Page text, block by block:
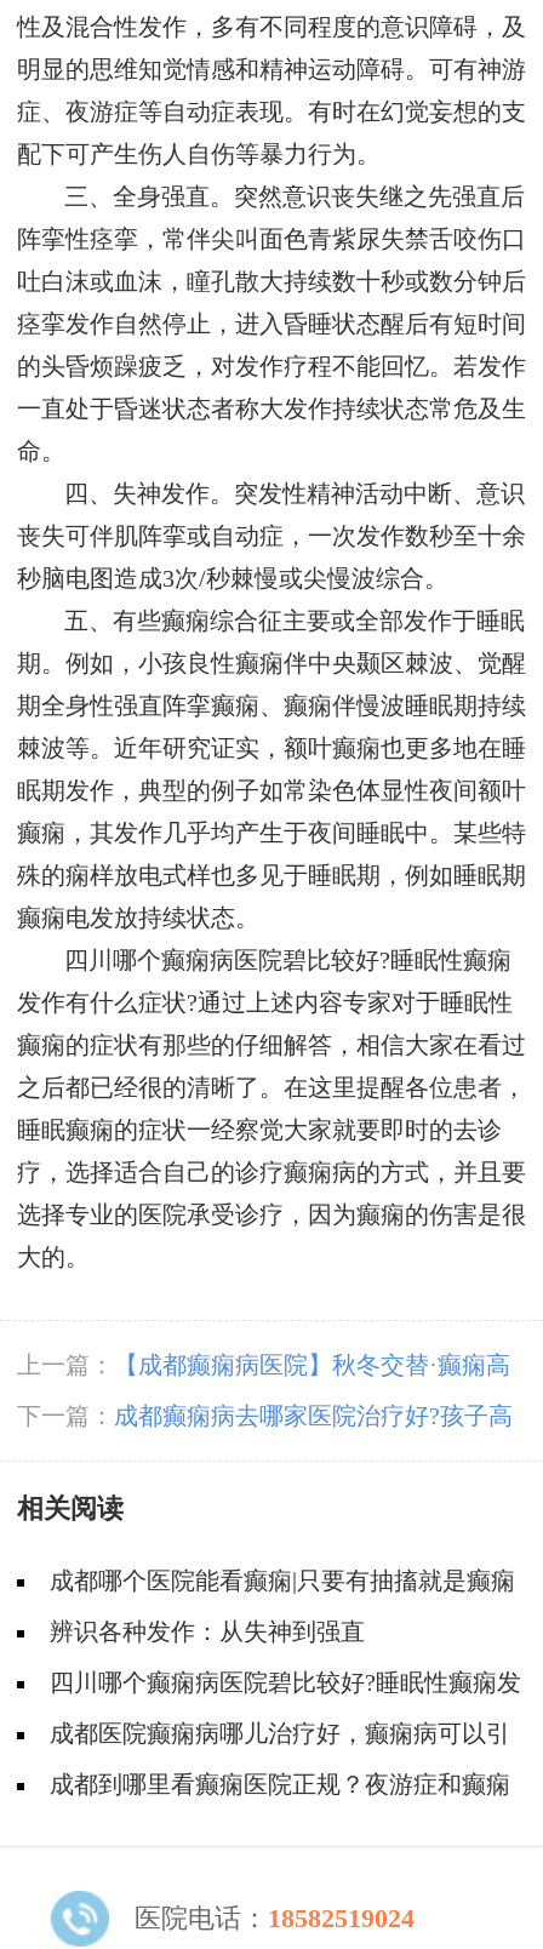
性及混合性发作，多有不同程度的意识障碍，及
明显的思维知觉情感和精神运动障碍。可有神游
症、夜游症等自动症表现。有时在幻觉妄想的支
配下可产生伤人自伤等暴力行为。
三、全身强直。突然意识丧失继之先强直后
阵挛性痉挛，常伴尖叫面色青紫尿失禁舌咬伤口
吐白沫或血沫，瞳孔散大持续数十秒或数分钟后
痉挛发作自然停止，进入昏睡状态醒后有短时间
的头昏烦躁疲乏，对发作疗程不能回忆。若发作
一直处于昏迷状态者称大发作持续状态常危及生
命。
四、失神发作。突发性精神活动中断、意识
丧失可伴肌阵挛或自动症，一次发作数秒至十余
秒脑电图造成3次/秒棘慢或尖慢波综合。
五、有些癫痫综合征主要或全部发作于睡眠
期。例如，小孩良性癫痫伴中央颞区棘波、觉醒
期全身性强直阵挛癫痫、癫痫伴慢波睡眠期持续
棘波等。近年研究证实，额叶癫痫也更多地在睡
眠期发作，典型的例子如常染色体显性夜间额叶
癫痫，其发作几乎均产生于夜间睡眠中。某些特
殊的痫样放电式样也多见于睡眠期，例如睡眠期
癫痫电发放持续状态。
四川哪个癫痫病医院碧比较好?睡眠性癫痫
发作有什么症状?通过上述内容专家对于睡眠性
癫痫的症状有那些的仔细解答，相信大家在看过
之后都已经很的清晰了。在这里提醒各位患者，
睡眠癫痫的症状一经察觉大家就要即时的去诊
疗，选择适合自己的诊疗癫痫病的方式，并且要
选择专业的医院承受诊疗，因为癫痫的伤害是很
大的。
上一篇：
【成都癫痫病医院】秋冬交替·癫痫高
发，11月9-10日，北京专家助力会诊解癫痫疑
难，号源紧张，速约!
下一篇： 成都癫痫病去哪家医院治疗好?孩子高
热惊厥了会变成癫痫吗?
相关阅读
成都哪个医院能看癫痫|只要有抽搐就是癫痫
病吗?辨识各种发作：从失神到强直
四川哪个癫痫病医院碧比较好?睡眠性癫痫发
作有什么症状?
​成都医院癫痫病哪儿治疗好，癫痫病可以引
发什么病症?
​成都到哪里看癫痫医院正规？夜游症和癫痫
医院电话： 18582519024